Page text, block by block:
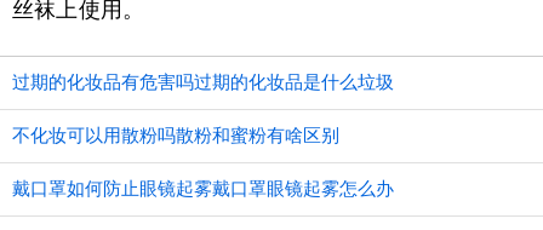
丝袜上使用。
过期的化妆品有危害吗过期的化妆品是什么垃圾
不化妆可以用散粉吗散粉和蜜粉有啥区别
戴口罩如何防止眼镜起雾戴口罩眼镜起雾怎么办